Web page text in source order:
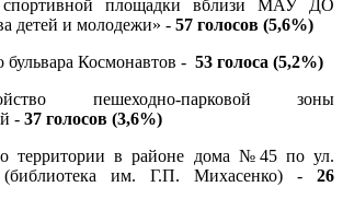
спортивной площадки вблизи МАУ ДО
детей и молодежи» - 57 голосов (5,6%)
бульвара Космонавтов - 53 голоса (5,2%)
пешеходно-парковой зоны
- 37 голосов (3,6%)
территории в районе дома №45 по ул.
(библиотека им. Г.П. Михасенко) - 26